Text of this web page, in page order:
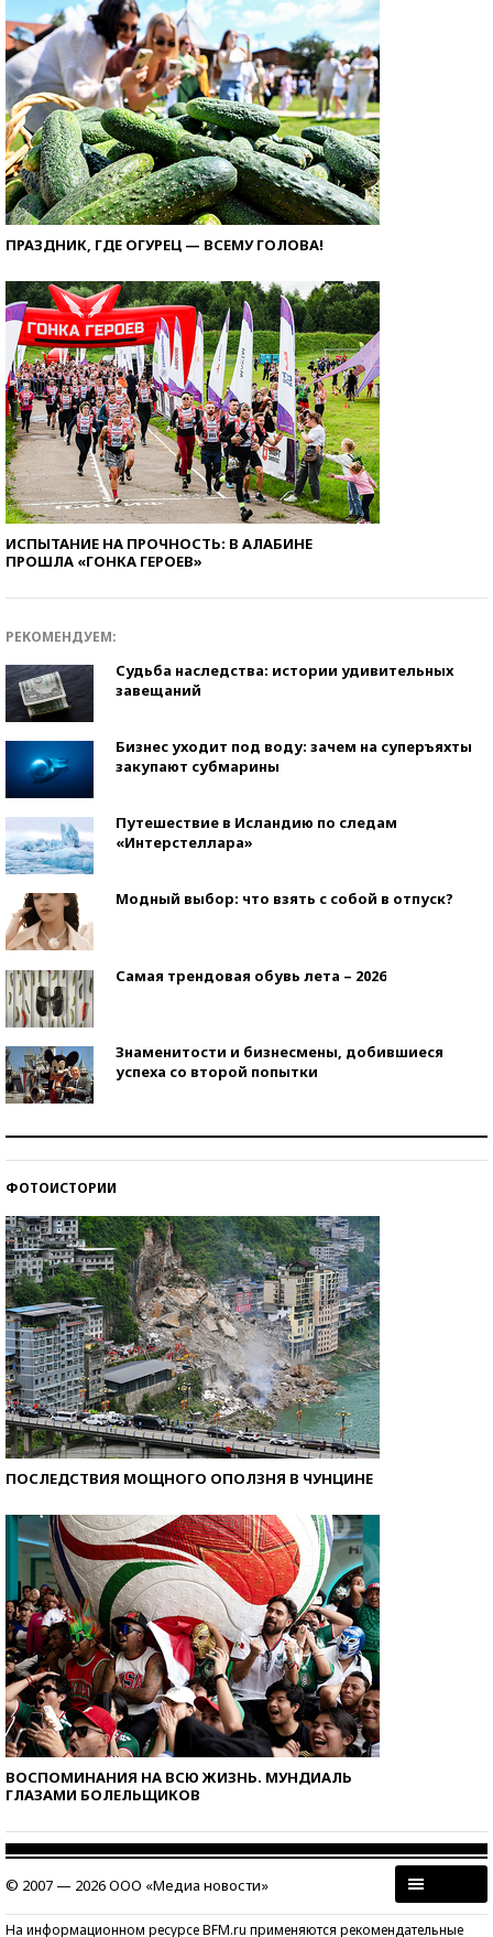
ПРАЗДНИК, ГДЕ ОГУРЕЦ — ВСЕМУ ГОЛОВА!
ИСПЫТАНИЕ НА ПРОЧНОСТЬ: В АЛАБИНЕ
ПРОШЛА «ГОНКА ГЕРОЕВ»
РЕКОМЕНДУЕМ:
Судьба наследства: истории удивительных
завещаний
Бизнес уходит под воду: зачем на суперъяхты
закупают субмарины
Путешествие в Исландию по следам
«Интерстеллара»
Модный выбор: что взять с собой в отпуск?
Самая трендовая обувь лета – 2026
Знаменитости и бизнесмены, добившиеся
успеха со второй попытки
ФОТОИСТОРИИ
ПОСЛЕДСТВИЯ МОЩНОГО ОПОЛЗНЯ В ЧУНЦИНЕ
ВОСПОМИНАНИЯ НА ВСЮ ЖИЗНЬ. МУНДИАЛЬ
ГЛАЗАМИ БОЛЕЛЬЩИКОВ
© 2007 — 2026 ООО «Медиа новости»
На информационном ресурсе BFM.ru применяются рекомендательные